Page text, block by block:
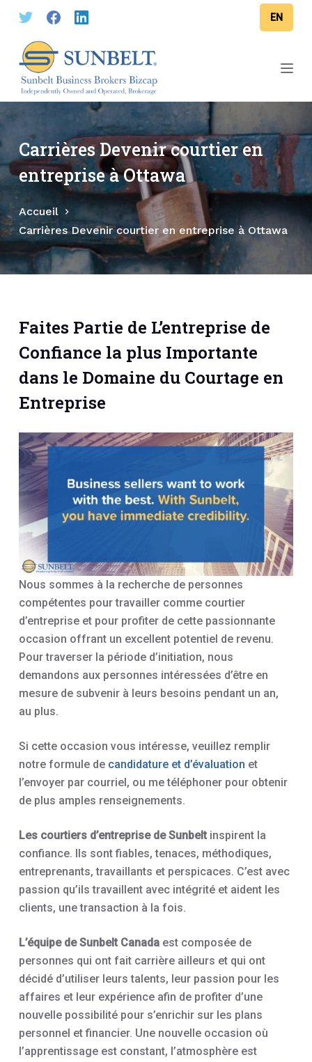
P
s
r
c
o
n
e
n
u
EN
Carrières Devenir courtier en
entreprise à Ottawa
Accueil
Carrières Devenir courtier en entreprise à Ottawa
Faites Partie de L’entreprise de
Confiance la plus Importante
dans le Domaine du Courtage en
Entreprise
Nous sommes à la recherche de personnes
compétentes pour travailler comme courtier
d’entreprise et pour profiter de cette passionnante
occasion offrant un excellent potentiel de revenu.
Pour traverser la période d’initiation, nous
demandons aux personnes intéressées d’être en
mesure de subvenir à leurs besoins pendant un an,
au plus.
Si cette occasion vous intéresse, veuillez remplir
notre formule de candidature et d’évaluation et
l’envoyer par courriel, ou me téléphoner pour obtenir
de plus amples renseignements.
Les courtiers d’entreprise de Sunbelt inspirent la
confiance. Ils sont fiables, tenaces, méthodiques,
entreprenants, travaillants et perspicaces. C’est avec
passion qu’ils travaillent avec intégrité et aident les
clients, une transaction à la fois.
L’équipe de Sunbelt Canada est composée de
personnes qui ont fait carrière ailleurs et qui ont
décidé d’utiliser leurs talents, leur passion pour les
affaires et leur expérience afin de profiter d’une
nouvelle possibilité pour s’enrichir sur les plans
personnel et financier. Une nouvelle occasion où
l’apprentissage est constant, l’atmosphère est